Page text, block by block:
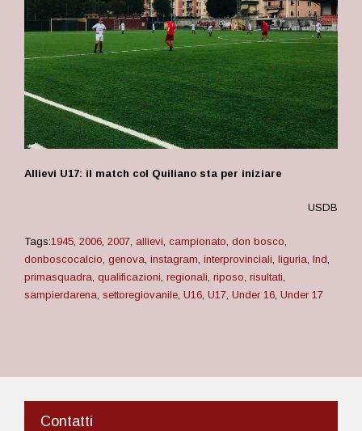
Allievi U17: il match col Quiliano sta per iniziare
USDB
Tags:1945 2006 2007 allievi campionato don bosco
donboscocalcio genova instagram interprovinciali liguria lnd
primasquadra qualificazioni regionali riposo risultati
sampierdarena settoregiovanile U16 U17 Under 16 Under 17
Contatti